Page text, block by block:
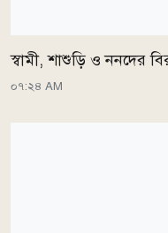
স্বামী, শাশুড়ি ও ননদের
০৭:২৪ AM